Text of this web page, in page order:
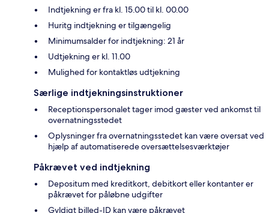
Indtjekning er fra kl. 15.00 til kl. 00.00
Huritg indtjekning er tilgængelig
Minimumsalder for indtjekning: 21 år
Udtjekning er kl. 11.00
Mulighed for kontaktløs udtjekning
Særlige indtjekningsinstruktioner
Receptionspersonalet tager imod gæster ved ankomst til
overnatningsstedet
Oplysninger fra overnatningsstedet kan være oversat ved
hjælp af automatiserede oversættelsesværktøjer
Påkrævet ved indtjekning
Depositum med kreditkort, debitkort eller kontanter er
påkrævet for påløbne udgifter
Gyldigt billed-ID kan være påkrævet